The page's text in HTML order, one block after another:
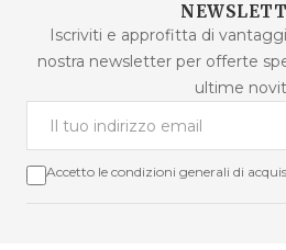
Nuovi prodotti
Prodotti più venduti
Mappa del sito
Risoluzione delle controversie
Domande frequenti
Termini di acquisto
Sicurezza dei dati
Metodi di pagamento
Cookie - spiegazione
Iscriviti e approfitta di
nostra newsletter per offerte
ultime
Accetto le condizioni generali di